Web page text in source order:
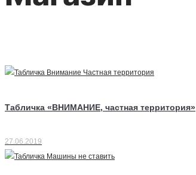
Табличка «ВНИМАНИЕ, частная территория»
27.06.2019